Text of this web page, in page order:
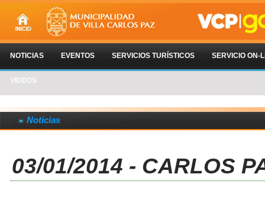
NOTICIAS EVENTOS SERVICIOS TURÍSTICOS SERVICIO ON-
VIDEOS
Noticias
03/01/2014 - CARLOS